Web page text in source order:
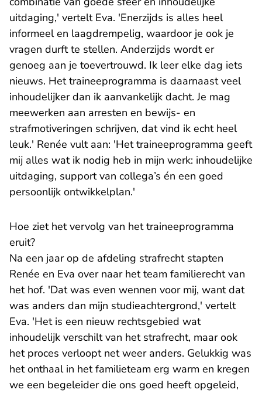
uitdaging,' vertelt Eva. 'Enerzijds is alles heel
informeel en laagdrempelig, waardoor je ook je
vragen durft te stellen. Anderzijds wordt er
genoeg aan je toevertrouwd. Ik leer elke dag iets
nieuws. Het traineeprogramma is daarnaast veel
inhoudelijker dan ik aanvankelijk dacht. Je mag
meewerken aan arresten en bewijs- en
strafmotiveringen schrijven, dat vind ik echt heel
leuk.' Renée vult aan: 'Het traineeprogramma geeft
mij alles wat ik nodig heb in mijn werk: inhoudelijke
uitdaging, support van collega’s én een goed
persoonlijk ontwikkelplan.'
Hoe ziet het vervolg van het traineeprogramma
eruit?
Na een jaar op de afdeling strafrecht stapten
Renée en Eva over naar het team familierecht van
het hof. 'Dat was even wennen voor mij, want dat
was anders dan mijn studieachtergrond,' vertelt
Eva. 'Het is een nieuw rechtsgebied wat
inhoudelijk verschilt van het strafrecht, maar ook
het proces verloopt net weer anders. Gelukkig was
het onthaal in het familieteam erg warm en kregen
we een begeleider die ons goed heeft opgeleid,